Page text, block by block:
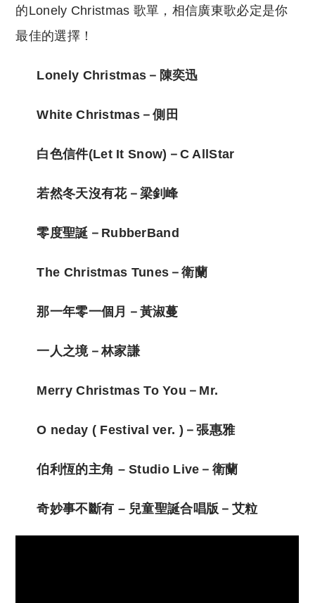
的Lonely Christmas 歌單，相信廣東歌必定是你
最佳的選擇！
Lonely Christmas－陳奕迅
White Christmas－側田
白色信件(Let It Snow)－C AllStar
若然冬天沒有花－梁釗峰
零度聖誕－RubberBand
The Christmas Tunes－衛蘭
那一年零一個月－黃淑蔓
一人之境－林家謙
Merry Christmas To You－Mr.
O neday ( Festival ver. )－張惠雅
伯利恆的主角 – Studio Live－衛蘭
奇妙事不斷有 – 兒童聖誕合唱版－艾粒